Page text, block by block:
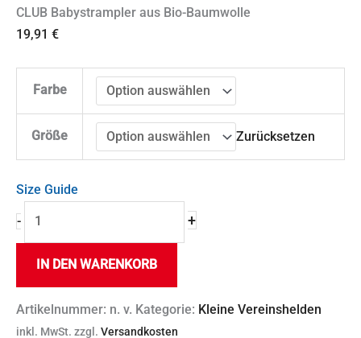
CLUB Babystrampler aus Bio-Baumwolle
19,91 €
Farbe
Größe Zurücksetzen
Size Guide
- +
IN DEN WARENKORB
Artikelnummer: n. v. Kategorie: Kleine Vereinshelden
inkl. MwSt. zzgl. Versandkosten